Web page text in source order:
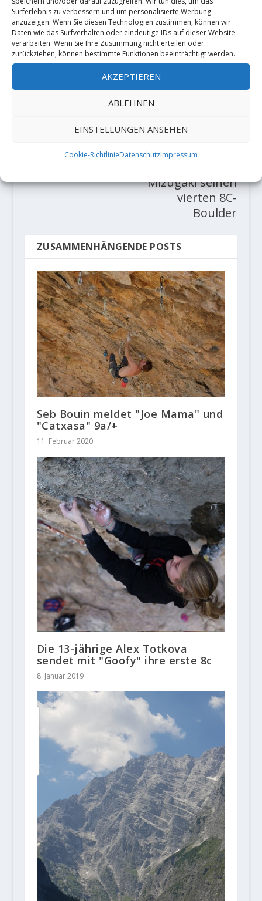
Surferlebnis zu verbessern und um personalisierte Werbung
anzuzeigen. Wenn Sie diesen Technologien zustimmen, können wir
Daten wie das Surfverhalten oder eindeutige IDs auf dieser Website
verarbeiten. Wenn Sie Ihre Zustimmung nicht erteilen oder
zurückziehen, können bestimmte Funktionen beeinträchtigt werden.
AKZEPTIEREN
ABLEHNEN
EINSTELLUNGEN ANSEHEN
Cookie-RichtlinieDatenschutzImpressum
RATE:
VORHERIGE
pain no gain"
klettert mit
"Asagimadara"
Mizugaki seinen
vierten 8C-
Boulder
ZUSAMMENHÄNGENDE POSTS
Seb Bouin meldet "Joe Mama" und
"Catxasa" 9a/+
11. Februar 2020
Die 13-jährige Alex Totkova
sendet mit "Goofy" ihre erste 8c
8. Januar 2019